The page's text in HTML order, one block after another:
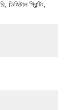
ডিজিটাল প্রিন্টিং,